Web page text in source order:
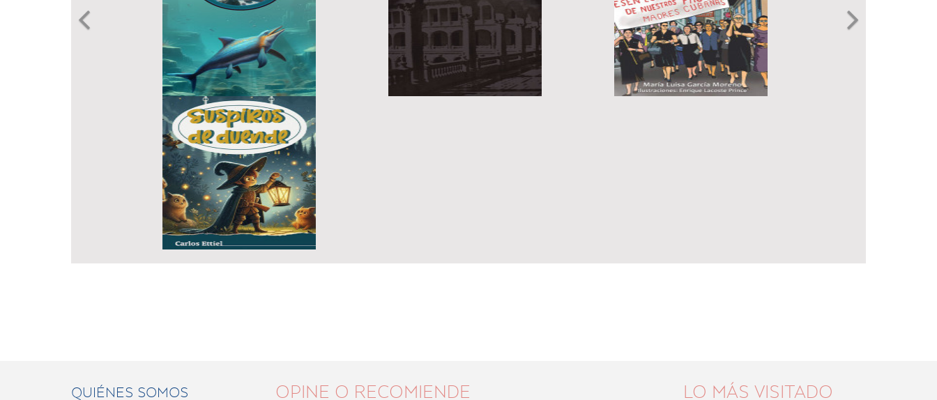
Previous 
QUIÉNES SOMOS OPINE O RECOMIENDE LO MÁS VISITADO